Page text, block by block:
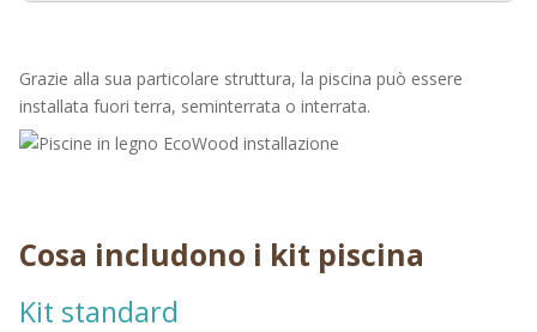
Misure esterne:
EcoWood 1000
Grazie alla sua particolare struttura, la piscina può essere
installata fuori terra, seminterrata o interrata.
Cosa includono i kit piscina
Kit standard